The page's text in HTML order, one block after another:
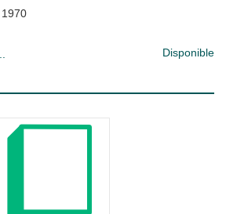
1970
Disponible